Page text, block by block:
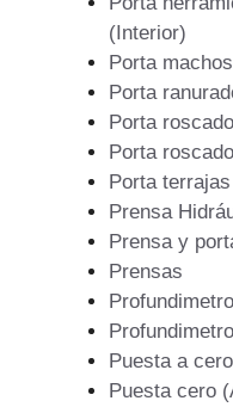
(Interior)
Porta machos
Porta
Porta
Porta
Porta terrajas
Prensa
Prensa y
Prensas
Puesta a
Puesta cero